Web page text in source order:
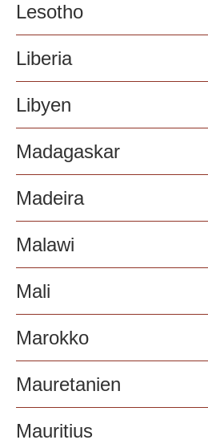
Lesotho
Liberia
Libyen
Madagaskar
Madeira
Malawi
Mali
Marokko
Mauretanien
Mauritius